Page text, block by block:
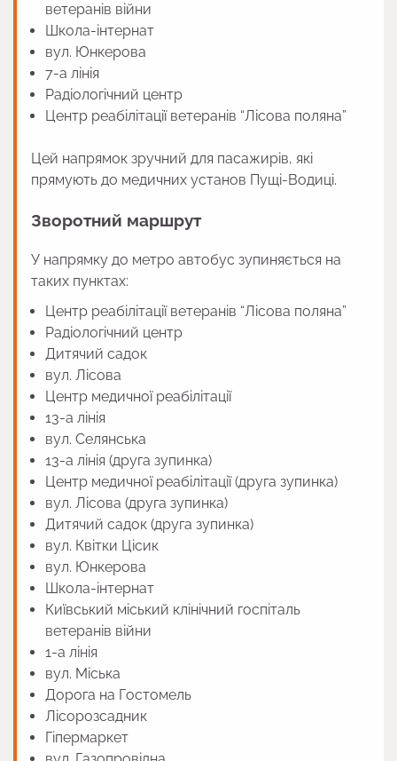
ветеранів війни
Школа-інтернат
вул. Юнкерова
7-а лінія
Радіологічний центр
Центр реабілітації ветеранів “Лісова поляна”
Цей напрямок зручний для пасажирів, які
прямують до медичних установ Пущі-Водиці.
Зворотний маршрут
У напрямку до метро автобус зупиняється на
таких пунктах:
Центр реабілітації ветеранів “Лісова поляна”
Радіологічний центр
Дитячий садок
вул. Лісова
Центр медичної реабілітації
13-а лiнiя
вул. Селянська
13-а лiнiя (друга зупинка)
Центр медичної реабілітації (друга зупинка)
вул. Лісова (друга зупинка)
Дитячий садок (друга зупинка)
вул. Квітки Цісик
вул. Юнкерова
Школа-інтернат
Київський міський клінічний госпіталь
ветеранів війни
1-а лінія
вул. Міська
Дорога на Гостомель
Лісорозсадник
Гіпермаркет